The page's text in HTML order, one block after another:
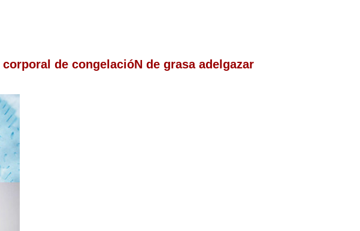
de congelacióN de grasa adelgazar